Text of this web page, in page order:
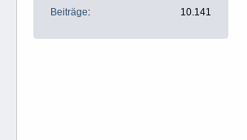
Beiträge
10.141